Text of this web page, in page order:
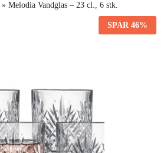
» Melodia Vandglas – 23 cl., 6 stk.
SPAR 46%